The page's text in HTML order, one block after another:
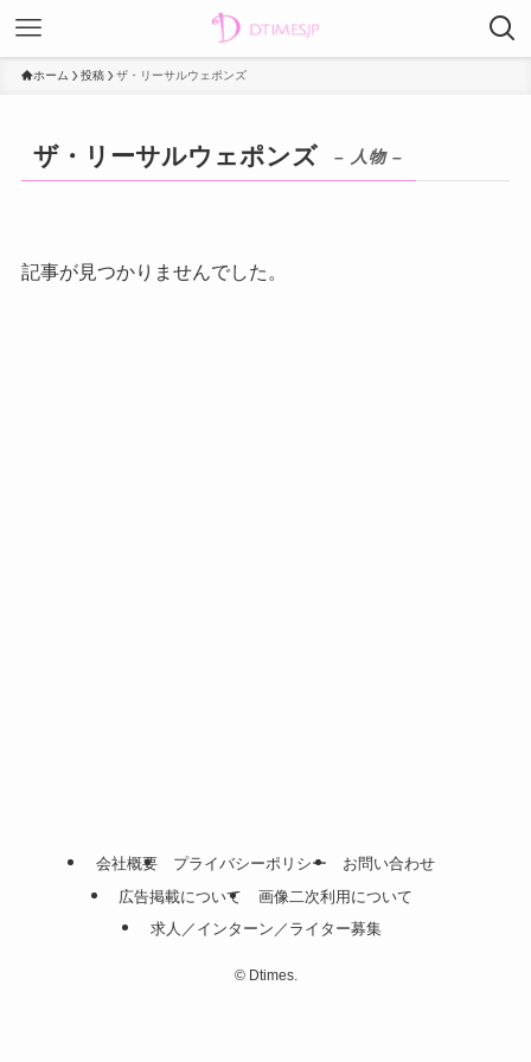
ホーム 投稿 ザ・リーサルウェポンズ
ザ・リーサルウェポンズ – 人物 –
記事が見つかりませんでした。
会社概要 プライバシーポリシー
お問い合わせ
広告掲載について
画像二次利用について
求人／インターン／ライター募集
©Dtimes.